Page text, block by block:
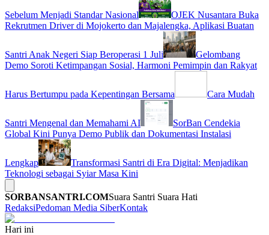
Sebelum Menjadi Standar Nasional
OJEK Nusantara Buka
Rekrutmen Driver di Mojokerto dan Majalengka, Aplikasi Buatan
Santri Anak Negeri Siap Beroperasi 1 Juli
Gelombang
Demo Soroti Ketimpangan Sosial, Harmoni Pemimpin dan Rakyat
Harus Bertumpu pada Kepentingan Bersama Cara Mudah
Santri Mengenal dan Memahami AI
SorBan Cendekia
Global Kini Punya Demo Publik dan Dokumentasi Instalasi
Lengkap
Transformasi Santri di Era Digital: Menjadikan
Teknologi sebagai Syiar Masa Kini
SORBANSANTRI.COMSuara Santri Suara Hati
RedaksiPedoman Media SiberKontak
Hari ini